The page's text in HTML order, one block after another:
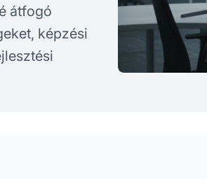
átfogó
képzési